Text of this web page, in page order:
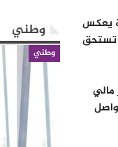
يعكس
تستحق
مالي
وطني
وطني